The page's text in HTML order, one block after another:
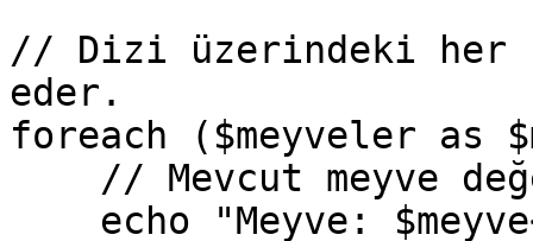
// Dizi üzerindeki her
eder.
foreach ($meyveler as